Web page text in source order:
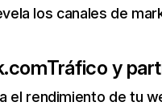
los canales de
Tráfico y
el rendimiento de tu